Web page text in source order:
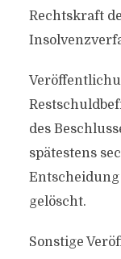
Rechtskraft
des
spätestens
gelöscht.
Sonstige